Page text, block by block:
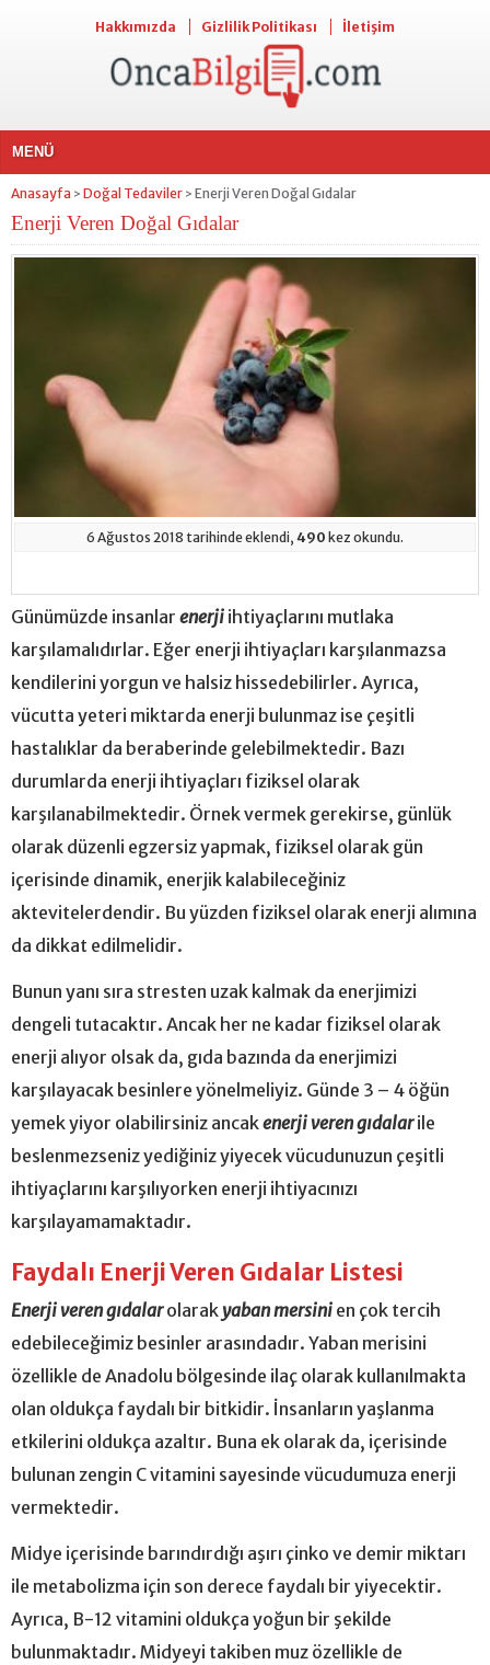
Hakkımızda Gizlilik Politikası İletişim
MENÜ
Anasayfa > Doğal Tedaviler > Enerji Veren Doğal Gıdalar
Enerji Veren Doğal Gıdalar
6 Ağustos 2018 tarihinde eklendi, 490 kez okundu.
Günümüzde insanlar enerji ihtiyaçlarını mutlaka
karşılamalıdırlar. Eğer enerji ihtiyaçları karşılanmazsa
kendilerini yorgun ve halsiz hissedebilirler. Ayrıca,
vücutta yeteri miktarda enerji bulunmaz ise çeşitli
hastalıklar da beraberinde gelebilmektedir. Bazı
durumlarda enerji ihtiyaçları fiziksel olarak
karşılanabilmektedir. Örnek vermek gerekirse, günlük
olarak düzenli egzersiz yapmak, fiziksel olarak gün
içerisinde dinamik, enerjik kalabileceğiniz
aktevitelerdendir. Bu yüzden fiziksel olarak enerji alımına
da dikkat edilmelidir.
Bunun yanı sıra stresten uzak kalmak da enerjimizi
dengeli tutacaktır. Ancak her ne kadar fiziksel olarak
enerji alıyor olsak da, gıda bazında da enerjimizi
karşılayacak besinlere yönelmeliyiz. Günde 3 – 4 öğün
yemek yiyor olabilirsiniz ancakenerji veren gıdalarile
beslenmezseniz yediğiniz yiyecek vücudunuzun çeşitli
ihtiyaçlarını karşılıyorken enerji ihtiyacınızı
karşılayamamaktadır.
Faydalı Enerji Veren Gıdalar Listesi
Enerji veren gıdalarolarak yaban mersini en çok tercih
edebileceğimiz besinler arasındadır. Yaban merisini
özellikle de Anadolu bölgesinde ilaç olarak kullanılmakta
olan oldukça faydalı bir bitkidir. İnsanların yaşlanma
etkilerini oldukça azaltır. Buna ek olarak da, içerisinde
bulunan zengin C vitamini sayesinde vücudumuza enerji
vermektedir.
Midye içerisinde barındırdığı aşırı çinko ve demir miktarı
ile metabolizma için son derece faydalı bir yiyecektir.
Ayrıca, B-12 vitamini oldukça yoğun bir şekilde
bulunmaktadır. Midyeyi takiben muz özellikle de